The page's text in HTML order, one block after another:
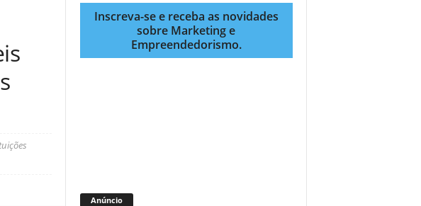
Inscreva-se e receba as novidades
sobre Marketing e
Empreendedorismo.
Anúncio